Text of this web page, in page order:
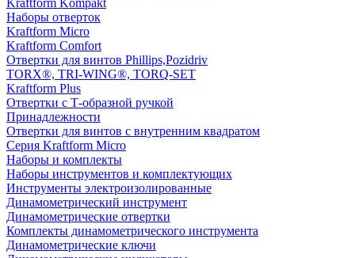
Kraftform Kompakt
Наборы отверток
Kraftform Micro
Kraftform Comfort
Отвертки для винтов Phillips,Pozidriv
TORX®, TRI-WING®, TORQ-SET
Kraftform Plus
Отвертки с Т-образной ручкой
Принадлежности
Отвертки для винтов с внутренним квадратом
Серия Kraftform Micro
Наборы и комплекты
Наборы инструментов и комплектующих
Инструменты электроизолированные
Динамометрический инструмент
Динамометрические отвертки
Комплекты динамометрического инструмента
Динамометрические ключи